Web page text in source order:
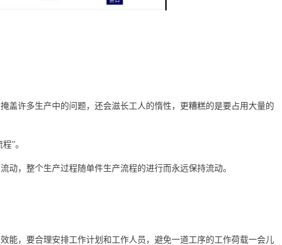
盖许多生产中的问题，还会滋长工人的惰性，更糟糕的是要占用大量的
”。
动，整个生产过程随单件生产流程的进行而永远保持流动。
能，要合理安排工作计划和工作人员，避免一道工序的工作荷载一会儿